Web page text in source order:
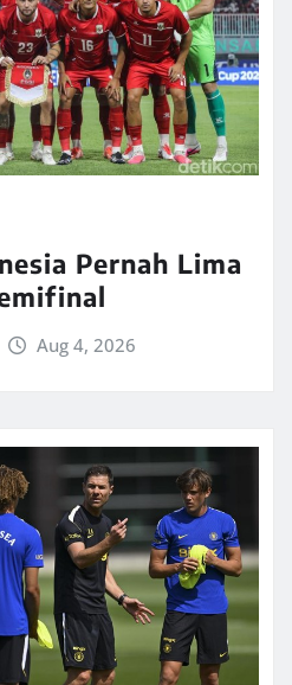
Pernah Lima
Aug 4, 2026